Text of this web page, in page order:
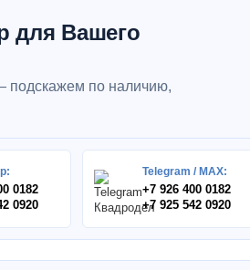
для Вашего
подскажем по наличию,
0182
0920
Telegram / MAX:
+7 926 400 0182
+7 925 542 0920